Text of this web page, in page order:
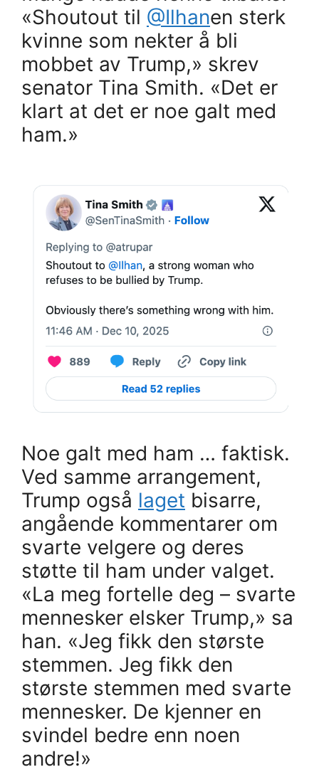
«Shoutout til @Ilhanen sterk
kvinne som nekter å bli
mobbet av Trump,» skrev
senator Tina Smith. «Det er
klart at det er noe galt med
ham.»
Noe galt med ham … faktisk.
Ved samme arrangement,
Trump også laget bisarre,
angående kommentarer om
svarte velgere og deres
støtte til ham under valget.
«La meg fortelle deg – svarte
mennesker elsker Trump,» sa
han. «Jeg fikk den største
stemmen. Jeg fikk den
største stemmen med svarte
mennesker. De kjenner en
svindel bedre enn noen
andre!»